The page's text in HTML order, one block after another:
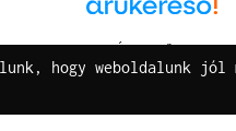
Árukereső.hu